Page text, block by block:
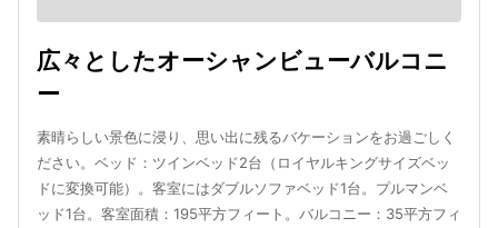
広々としたオーシャンビューバルコニ
ー
素晴らしい景色に浸り、思い出に残るバケーションをお過ごしく
ださい。ベッド：ツインベッド2台（ロイヤルキングサイズベッ
ドに変換可能）。客室にはダブルソファベッド1台。プルマンベ
ッド1台。客室面積：195平方フィート。バルコニー：35平方フィ